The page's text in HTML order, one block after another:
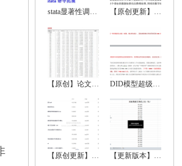
stata显著性调节、显著性符号调节、回归显 【原创更新】2024-2000年地级市数字经济综
【原创】论文实证全流程超详细资料（数据处 DID模型超级大全（双重差分法、政策评估）
【原创更新】2024-2000年中国省级数字经济 【更新版本】 2022-1999中国城市统计年鉴、